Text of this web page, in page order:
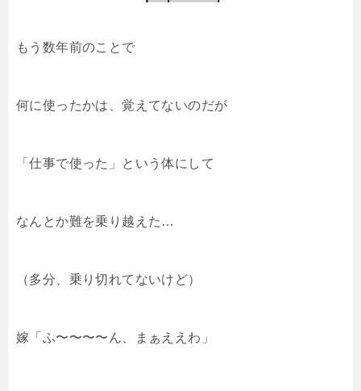
もう数年前のことで
何に使ったかは、覚えてないのだが
「仕事で使った」という体にして
なんとか難を乗り越えた…
（多分、乗り切れてないけど）
嫁「ふ〜〜〜〜ん、まぁええわ」